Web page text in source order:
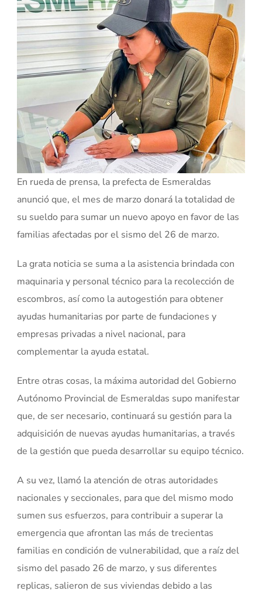
En rueda de prensa, la prefecta de Esmeraldas
anunció que, el mes de marzo donará la totalidad de
su sueldo para sumar un nuevo apoyo en favor de las
familias afectadas por el sismo del 26 de marzo.
La grata noticia se suma a la asistencia brindada con
maquinaria y personal técnico para la recolección de
escombros, así como la autogestión para obtener
ayudas humanitarias por parte de fundaciones y
empresas privadas a nivel nacional, para
complementar la ayuda estatal.
Entre otras cosas, la máxima autoridad del Gobierno
Autónomo Provincial de Esmeraldas supo manifestar
que, de ser necesario, continuará su gestión para la
adquisición de nuevas ayudas humanitarias, a través
de la gestión que pueda desarrollar su equipo técnico.
A su vez, llamó la atención de otras autoridades
nacionales y seccionales, para que del mismo modo
sumen sus esfuerzos, para contribuir a superar la
emergencia que afrontan las más de trecientas
familias en condición de vulnerabilidad, que a raíz del
sismo del pasado 26 de marzo, y sus diferentes
replicas, salieron de sus viviendas debido a las